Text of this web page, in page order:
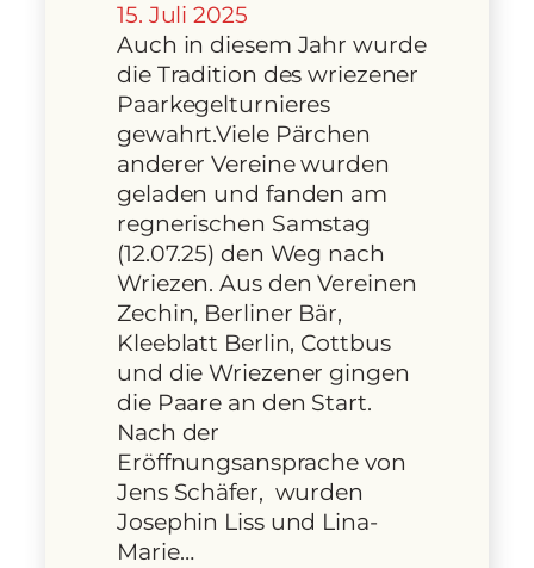
15. Juli 2025
Auch in diesem Jahr wurde
die Tradition des wriezener
Paarkegelturnieres
gewahrt.Viele Pärchen
anderer Vereine wurden
geladen und fanden am
regnerischen Samstag
(12.07.25) den Weg nach
Wriezen. Aus den Vereinen
Zechin, Berliner Bär,
Kleeblatt Berlin, Cottbus
und die Wriezener gingen
die Paare an den Start.
Nach der
Eröffnungsansprache von
Jens Schäfer, wurden
Josephin Liss und Lina-
Marie…